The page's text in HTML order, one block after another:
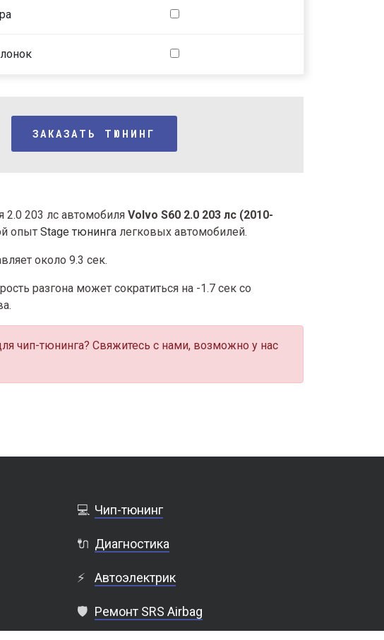
ЗАКАЗАТЬ ТЮНИНГ
2.0 203 лс автомобиля Volvo S60 2.0 203 лс (2010-
опыт Stage тюнинга легковых автомобилей.
около 9.3 сек.
разгона может сократиться на -1.7 сек со
чип-тюнинга? Свяжитесь с нами, возможно у нас
💻 Чип-тюнинг
🔌 Диагностика
⚡ Автоэлектрик
🛡️ Ремонт SRS Airbag